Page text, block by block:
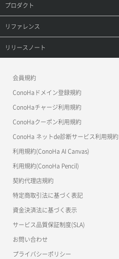
メンバー更新
メンバー詳細取得
メンバー追加
リスナー作成
リスナー削除
リスナー更新
リスナー詳細取得
ロードバランサー一覧取得
ロードバランサー削除
ロードバランサー更新
オブジェクト詳細取得
コンテナ一覧取得
コンテナ作成
コンテナ削除
ラージオブジェクトアップロード(DLO)
一時的Web公開
レコード詳細取得
プロダクト
プロダクトトップ
ConoHa VPS(Ver.3.0)
ConoHa for GAME
リファレンス
リファレンストップ
OpenStack CLI
Terraform
s3cmd
公開API(ConoHa VPS Ver.2.0)
リリースノート
会員規約
ConoHaドメイン登録規約
ConoHaチャージ利用規約
ConoHaクーポン利用規約
ConoHa ネットde診断サービス利用規約
利用規約(ConoHa AI Canvas)
利用規約(ConoHa Pencil)
契約代理店規約
特定商取引法に基づく表記
資金決済法に基づく表示
サービス品質保証制度(SLA)
お問い合わせ
プライバシーポリシー